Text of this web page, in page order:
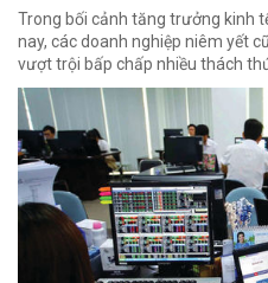
Trong bối cảnh tăng trưởng kinh
nay, các doanh nghiệp niêm yết
vượt trội bấp chấp nhiều thách